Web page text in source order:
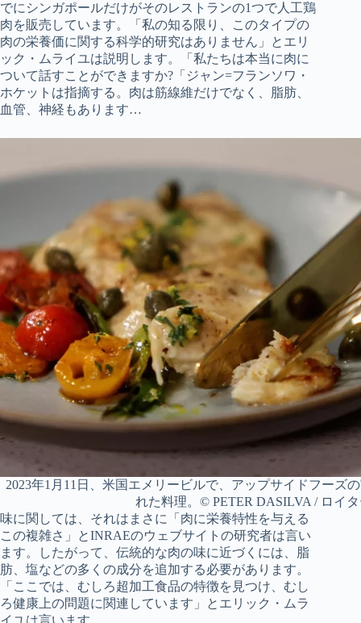
でにシンガポールだけがそのレストランの1つで人工鶏
肉を販売しています。「私の知る限り、このタイプの
肉の栄養価に関する科学的研究はありません」とエリ
ック・ムライユは説明します。「私たちは本当に肉に
ついて話すことができますか?「ジャン=フランソワ・
ホケットは指摘する。肉は筋線維だけでなく、脂肪、
血管、神経もあります…
2023年1月11日、米国エメリービルで、アップサイドフーズ
れた料理。© PETER DASILVA / ロイ
味に関しては、それはまさに「肉に栄養特性を与える
この複雑さ」とINRAEのウェブサイトの研究者は言い
ます。したがって、伝統的な肉の味に近づくには、脂
肪、塩などの多くの成分を追加する必要があります。
「ここでは、むしろ超加工食品の特徴を見つけ、むし
ろ健康上の問題に関連しています」とエリック・ムラ
イユは言います。